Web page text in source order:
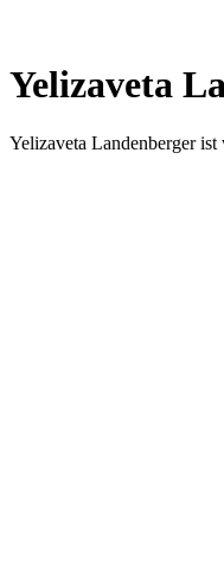
Yelizaveta
Yelizaveta Landenberger